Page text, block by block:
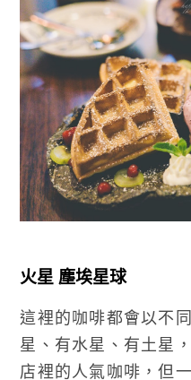
火星 塵埃星球
這裡的咖啡都會以不
星、有水星、有土星
店裡的人氣咖啡，但